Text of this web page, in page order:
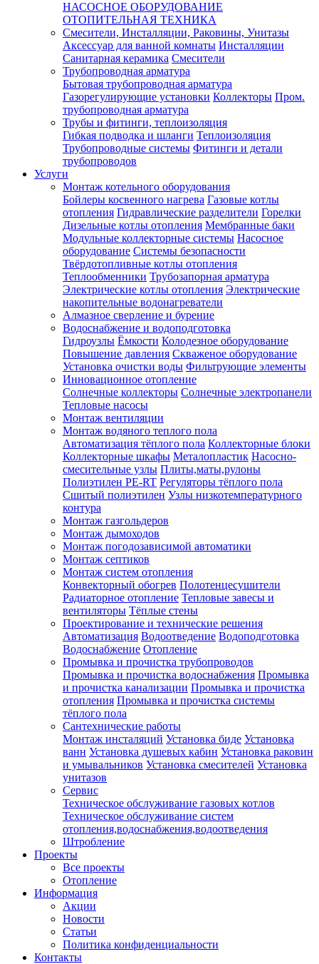
НАСОСНОЕ ОБОРУДОВАНИЕ
ОТОПИТЕЛЬНАЯ ТЕХНИКА
Смесители, Инсталляции, Раковины, Унитазы
Аксессуар для ванной комнаты Инсталляции
Санитарная керамика Смесители
Трубопроводная арматура
Бытовая трубопроводная арматура
Газорегулирующие установки Коллекторы Пром.
трубопроводная арматура
Трубы и фитинги, теплоизоляция
Гибкая подводка и шланги Теплоизоляция
Трубопроводные системы Фитинги и детали
трубопроводов
Услуги
Монтаж котельного оборудования
Бойлеры косвенного нагрева Газовые котлы
отопления Гидравлические разделители Горелки
Дизельные котлы отопления Мембранные баки
Модульные коллекторные системы Насосное
оборудование Системы безопасности
Твёрдотопливные котлы отопления
Теплообменники Трубозапорная арматура
Электрические котлы отопления Электрические
накопительные водонагреватели
Алмазное сверление и бурение
Водоснабжение и водоподготовка
Гидроузлы Ёмкости Колодезное оборудование
Повышение давления Скваженое оборудование
Установка очистки воды Фильтрующие элементы
Инновационное отопление
Солнечные коллекторы Солнечные электропанели
Тепловые насосы
Монтаж вентиляции
Монтаж водяного теплого пола
Автоматизация тёплого пола Коллекторные блоки
Коллекторные шкафы Металопластик Насосно-
смесительные узлы Плиты,маты,рулоны
Полиэтилен PE-RT Регуляторы тёплого пола
Сшитый полиэтилен Узлы низкотемпературного
контура
Монтаж газгольдеров
Монтаж дымоходов
Монтаж погодозависимой автоматики
Монтаж септиков
Монтаж систем отопления
Конвекторный обогрев Полотенцесушители
Радиаторное отопление Тепловые завесы и
вентиляторы Тёплые стены
Проектирование и технические решения
Автоматизация Водоотведение Водоподготовка
Водоснабжение Отопление
Промывка и прочистка трубопроводов
Промывка и прочистка водоснабжения Промывка
и прочистка канализации Промывка и прочистка
отопления Промывка и прочистка системы
тёплого пола
Сантехнические работы
Монтаж инсталяций Установка биде Установка
ванн Установка душевых кабин Установка раковин
и умывальников Установка смесителей Установка
унитазов
Сервис
Техническое обслуживание газовых котлов
Техническое обслуживание систем
отопления,водоснабжения,водоотведения
Штробление
Проекты
Все проекты
Отопление
Информация
Акции
Новости
Статьи
Политика конфиденциальности
Контакты